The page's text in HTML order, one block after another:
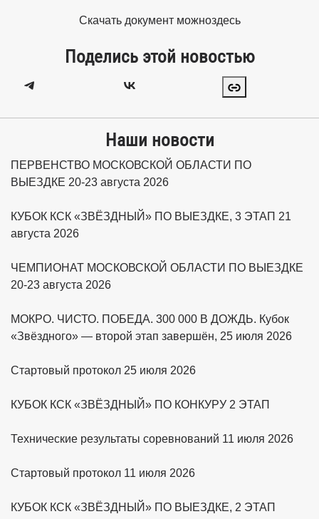
Скачать документ можноздесь
Поделись этой новостью
Наши новости
ПЕРВЕНСТВО МОСКОВСКОЙ ОБЛАСТИ ПО
ВЫЕЗДКЕ 20-23 августа 2026
КУБОК КСК «ЗВЁЗДНЫЙ» ПО ВЫЕЗДКЕ, 3 ЭТАП 21
августа 2026
ЧЕМПИОНАТ МОСКОВСКОЙ ОБЛАСТИ ПО ВЫЕЗДКЕ
20-23 августа 2026
МОКРО. ЧИСТО. ПОБЕДА. 300 000 В ДОЖДЬ. Кубок
«Звёздного» — второй этап завершён, 25 июля 2026
Стартовый протокол 25 июля 2026
КУБОК КСК «ЗВЁЗДНЫЙ» ПО КОНКУРУ 2 ЭТАП
Технические результаты соревнований 11 июля 2026
Стартовый протокол 11 июля 2026
КУБОК КСК «ЗВЁЗДНЫЙ» ПО ВЫЕЗДКЕ, 2 ЭТАП